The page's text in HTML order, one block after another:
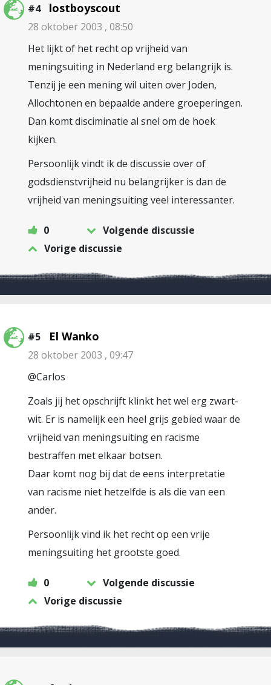
#4 lostboyscout
28 oktober 2003 , 08:50
Het lijkt of het recht op vrijheid van
meningsuiting in Nederland erg belangrijk is.
Tenzij je een mening wil uiten over Joden,
Allochtonen en bepaalde andere groeperingen.
Dan komt disciminatie al snel om de hoek
kijken.
Persoonlijk vindt ik de discussie over of
godsdienstvrijheid nu belangrijker is dan de
vrijheid van meningsuiting veel interessanter.
0
Volgende discussie
Vorige discussie
#5 El Wanko
28 oktober 2003 , 09:47
@Carlos
Zoals jij het opschrijft klinkt het wel erg zwart-
wit. Er is namelijk een heel grijs gebied waar de
vrijheid van meningsuiting en racisme
bestraffen met elkaar botsen.
Daar komt nog bij dat de eens interpretatie
van racisme niet hetzelfde is als die van een
ander.
Persoonlijk vind ik het recht op een vrije
meningsuiting het grootste goed.
0
Volgende discussie
Vorige discussie